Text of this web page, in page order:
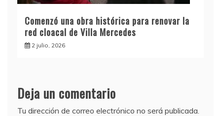
Comenzó una obra histórica para renovar la
red cloacal de Villa Mercedes
2 julio, 2026
Deja un comentario
Tu dirección de correo electrónico no será publicada.